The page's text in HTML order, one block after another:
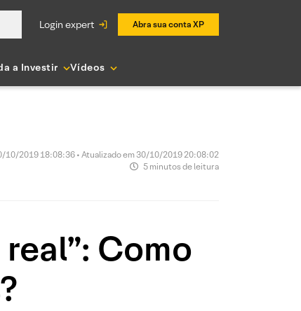
login expert Abra sua conta XP
a Investir Vídeos
10/2019 18:08:36 • Atualizado em 30/10/2019 20:08:02
5 minutos de leitura
Como